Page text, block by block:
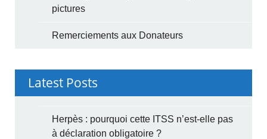
pictures
Remerciements aux Donateurs
Latest Posts
Herpès : pourquoi cette ITSS n’est-elle pas
à déclaration obligatoire ?